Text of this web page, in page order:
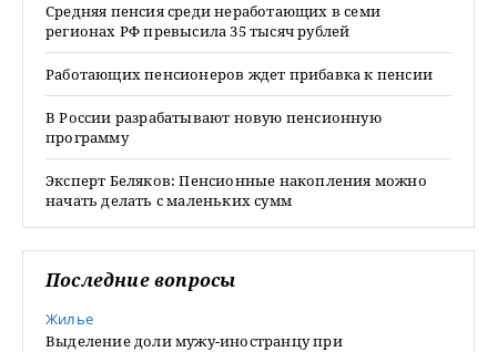
Средняя пенсия среди неработающих в семи
регионах РФ превысила 35 тысяч рублей
Работающих пенсионеров ждет прибавка к пенсии
В России разрабатывают новую пенсионную
программу
Эксперт Беляков: Пенсионные накопления можно
начать делать с маленьких сумм
Последние вопросы
Жилье
Выделение доли мужу-иностранцу при